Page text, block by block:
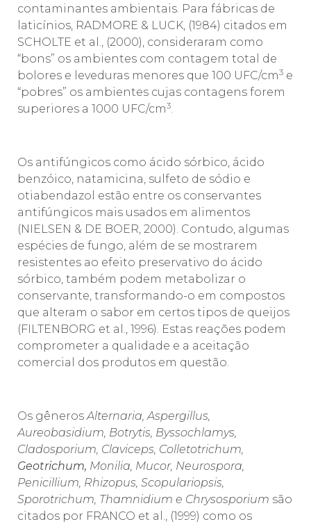
contaminantes ambientais. Para fábricas de
laticínios, RADMORE & LUCK, (1984) citados em
SCHOLTE et al., (2000), consideraram como
“bons” os ambientes com contagem total de
bolores e leveduras menores que 100 UFC/cm3 e
“pobres” os ambientes cujas contagens forem
superiores a 1000 UFC/cm3.
Os antifúngicos como ácido sórbico, ácido
benzóico, natamicina, sulfeto de sódio e
otiabendazol estão entre os conservantes
antifúngicos mais usados em alimentos
(NIELSEN & DE BOER, 2000). Contudo, algumas
espécies de fungo, além de se mostrarem
resistentes ao efeito preservativo do ácido
sórbico, também podem metabolizar o
conservante, transformando-o em compostos
que alteram o sabor em certos tipos de queijos
(FILTENBORG et al., 1996). Estas reações podem
comprometer a qualidade e a aceitação
comercial dos produtos em questão.
Os gêneros Alternaria, Aspergillus,
Aureobasidium, Botrytis, Byssochlamys,
Cladosporium, Claviceps, Colletotrichum,
Geotrichum, Monilia, Mucor, Neurospora,
Penicillium, Rhizopus, Scopulariopsis,
Sporotrichum, Thamnidium e Chrysosporium são
citados por FRANCO et al., (1999) como os